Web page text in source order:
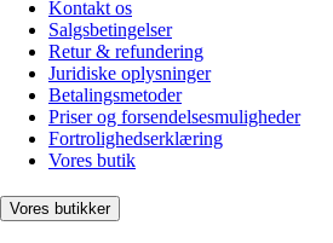
Kontakt os
Salgsbetingelser
Retur & refundering
Juridiske oplysninger
Betalingsmetoder
Priser og forsendelsesmuligheder
Fortrolighedserklæring
Vores butik
Vores butikker